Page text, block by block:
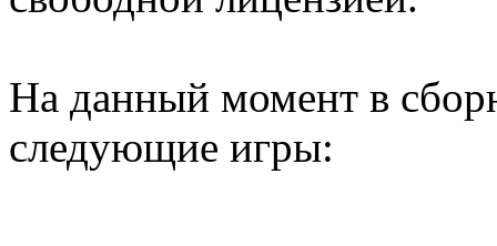
На данный момент в
следующие игры: